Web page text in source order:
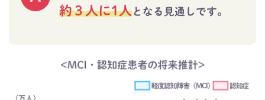
約３人に1人となる見通しです。